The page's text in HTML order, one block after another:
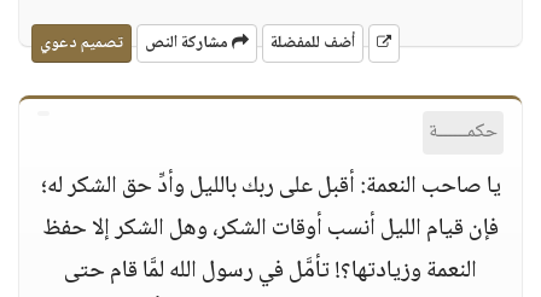
أضف للمفضلة مشاركة النص تصميم دعوي
حكمــــــة
يا صاحب النعمة: أقبل على ربك بالليل وأدِّ حق الشكر له؛
فإن قيام الليل أنسب أوقات الشكر، وهل الشكر إلا حفظ
النعمة وزيادتها؟! تأمَّل في رسول الله لمَّا قام حتى